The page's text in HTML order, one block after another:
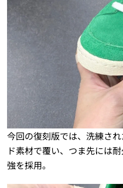
今回の復刻版では、洗練さ
ド素材で覆い、つま先には
強を採用。